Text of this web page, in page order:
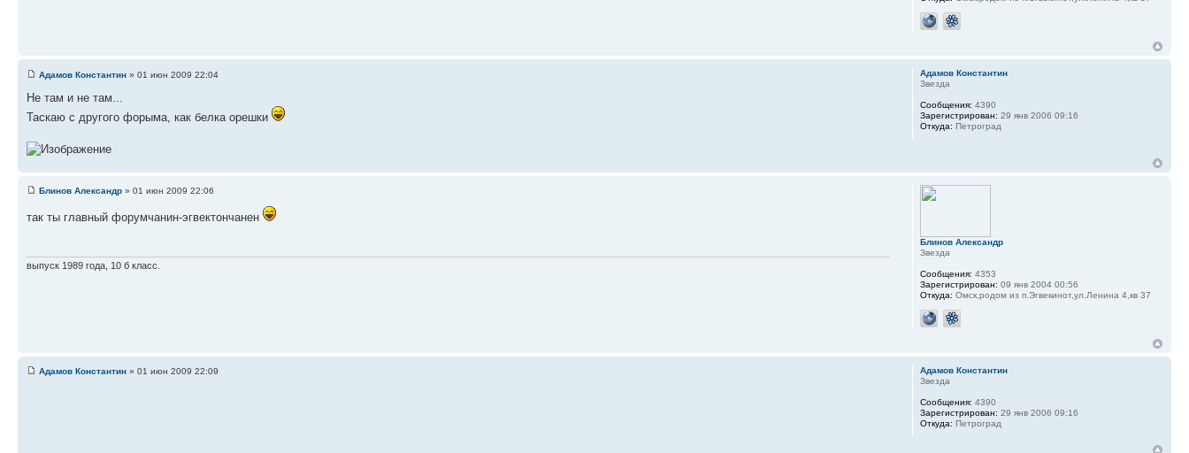
Адамов Константин » 01 июн 2009 22:04
Не там и не там...
Таскаю с другого форыма, как белка орешки
Адамов Константин
Звезда
Сообщения: 4390
Зарегистрирован: 29 янв 2006 09:16
Откуда: Петроград
Блинов Александр » 01 июн 2009 22:06
так ты главный форумчанин-эгвектончанен
выпуск 1989 года, 10 б класс.
Блинов Александр
Звезда
Сообщения: 4353
Зарегистрирован: 09 янв 2004 00:56
Откуда: Омск,родом из п.Эгвекинот,ул.Ленина 4,кв 37
Адамов Константин » 01 июн 2009 22:09
Адамов Константин
Звезда
Сообщения: 4390
Зарегистрирован: 29 янв 2006 09:16
Откуда: Петроград